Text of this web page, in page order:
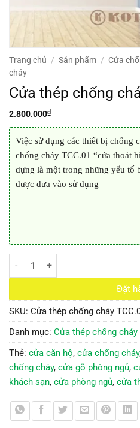
Trang chủ / Sản phẩm / Cửa
cháy
Cửa thép chống
2.800.000₫
Việc sử dụng các thiết bị chống
chống cháy TCC.01 “cửa thoát
dựng là một trong những yếu tố
được đưa vào sử dụng
Cửa thép chống cháy TCC.01 số
Đặt
SKU: Cửa thép chống cháy
Danh mục: Cửa thép chống cháy
Thẻ: cửa căn hộ, cửa chống cháy
chống cháy, cửa gỗ phòng ngủ,
khách sạn, cửa phòng ngủ, cửa